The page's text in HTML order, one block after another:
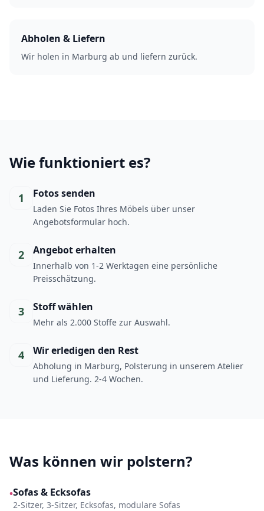
Abholen & Liefern
Wir holen in Marburg ab und liefern zurück.
Wie funktioniert es?
1 Fotos senden
Laden Sie Fotos Ihres Möbels über unser
Angebotsformular hoch.
2 Angebot erhalten
Innerhalb von 1-2 Werktagen eine persönliche
Preisschätzung.
3 Stoff wählen
Mehr als 2.000 Stoffe zur Auswahl.
4 Wir erledigen den Rest
Abholung in Marburg, Polsterung in unserem Atelier
und Lieferung. 2-4 Wochen.
Was können wir polstern?
•Sofas & Ecksofas
2-Sitzer, 3-Sitzer, Ecksofas, modulare Sofas